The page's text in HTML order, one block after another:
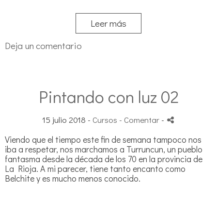
Leer más
Deja un comentario
Pintando con luz 02
15 julio 2018 - Cursos - Comentar -
Viendo que el tiempo este fin de semana tampoco nos
iba a respetar, nos marchamos a Turruncun, un pueblo
fantasma desde la década de los 70 en la provincia de
La Rioja. A mi parecer, tiene tanto encanto como
Belchite y es mucho menos conocido.